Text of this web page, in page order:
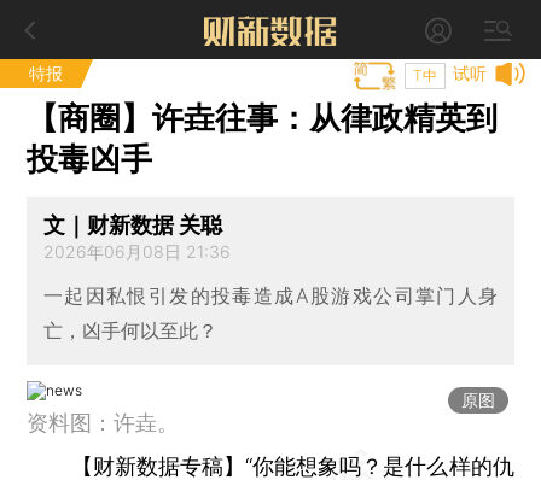
特报 试听
T中
【商圈】许垚往事：从律政精英到
投毒凶手
文｜财新数据 关聪
2026年06月08日 21:36
一起因私恨引发的投毒造成A股游戏公司掌门人身
亡，凶手何以至此？
原图
资料图：许垚。
【财新数据专稿】 “你能想象吗？是什么样的仇